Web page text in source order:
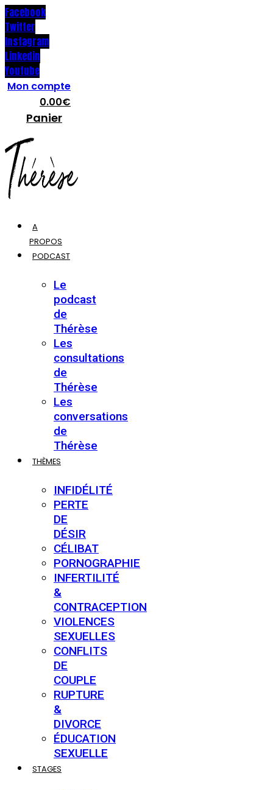
Facebook
Twitter
Instagram
Linkedin
Youtube
Mon compte
0.00€
Panier
A
PROPOS
PODCAST
Le
podcast
de
Thérèse
Les
consultations
de
Thérèse
Les
conversations
de
Thérèse
THÈMES
INFIDÉLITÉ
PERTE
DE
DÉSIR
CÉLIBAT
PORNOGRAPHIE
INFERTILITÉ
&
CONTRACEPTION
VIOLENCES
SEXUELLES
CONFLITS
DE
COUPLE
RUPTURE
&
DIVORCE
ÉDUCATION
SEXUELLE
STAGES